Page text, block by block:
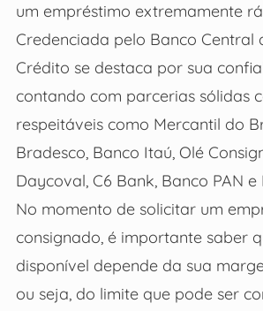
um empréstimo extremamente
Credenciada pelo Banco Central
Crédito se destaca por sua
contando com parcerias sólidas
respeitáveis como Mercantil do
Bradesco, Banco Itaú, Olé
Daycoval, C6 Bank, Banco PAN e
No momento de solicitar um
consignado, é importante saber
disponível depende da sua
ou seja, do limite que pode ser